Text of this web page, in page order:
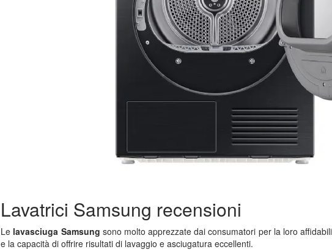
Lavatrici Samsung recensioni
Le lavasciuga Samsung sono molto apprezzate dai consumatori per la loro
e la capacità di offrire risultati di lavaggio e asciugatura eccellenti.